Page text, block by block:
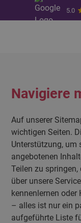
5.0
Navigiere
Auf unserer
wichtigen Seiten.
Unterstützung, um
angebotenen
Teilen zu
über unsere
kennenlernen
– alles ist nur ein
aufgeführte Liste